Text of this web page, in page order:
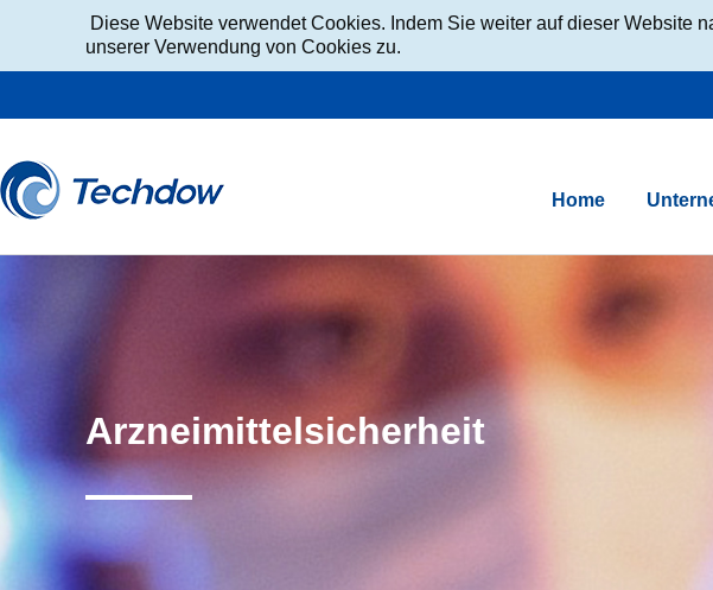
Diese Website verwendet Cookies. Indem Sie weiter auf dieser Website
unserer Verwendung von Cookies zu.
Home
Unternehmensprofil
Thrombose
Forschung & Entwicklung
Pressemeldungen
Arzneimittelsicherheit